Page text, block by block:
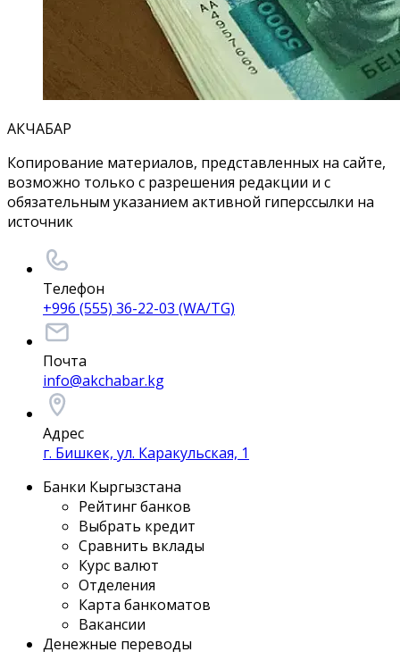
АКЧАБАР
Копирование материалов, представленных на сайте,
возможно только с разрешения редакции и с
обязательным указанием активной гиперссылки на
источник
Телефон
+996 (555) 36-22-03 (WA/TG)
Почта
info@akchabar.kg
Адрес
г. Бишкек, ул. Каракульская, 1
Банки Кыргызстана
Рейтинг банков
Выбрать кредит
Сравнить вклады
Курс валют
Отделения
Карта банкоматов
Вакансии
Денежные переводы